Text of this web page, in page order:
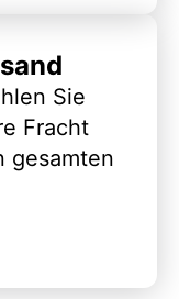
Sie
Fracht
gesamten